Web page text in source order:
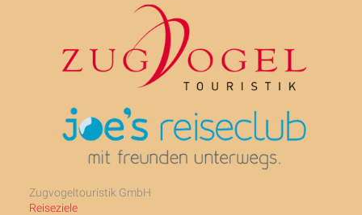
Zugvogeltouristik GmbH
Reiseziele